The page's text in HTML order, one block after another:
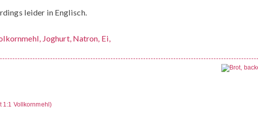
leider in Englisch.
1:1 Vollkornmehl)